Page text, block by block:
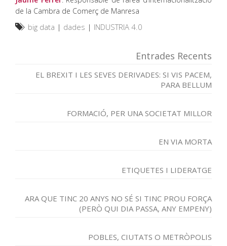
de la Cambra de Comerç de Manresa
big data | dades | INDUSTRIA 4.0
Entrades Recents
EL BREXIT I LES SEVES DERIVADES: SI VIS PACEM,
PARA BELLUM
FORMACIÓ, PER UNA SOCIETAT MILLOR
EN VIA MORTA
ETIQUETES I LIDERATGE
ARA QUE TINC 20 ANYS NO SÉ SI TINC PROU FORÇA
(PERÒ QUI DIA PASSA, ANY EMPENY)
POBLES, CIUTATS O METRÒPOLIS